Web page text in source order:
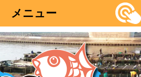
メニュー